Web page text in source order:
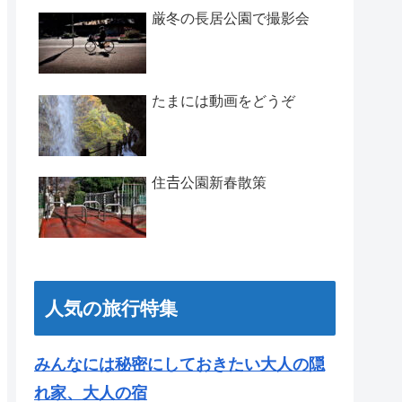
厳冬の長居公園で撮影会
たまには動画をどうぞ
住𠮷公園新春散策
人気の旅行特集
みんなには秘密にしておきたい大人の隠
れ家、大人の宿